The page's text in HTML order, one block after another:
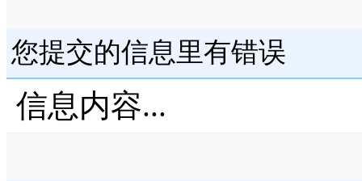
您提交的信息里有错误
信息内容...